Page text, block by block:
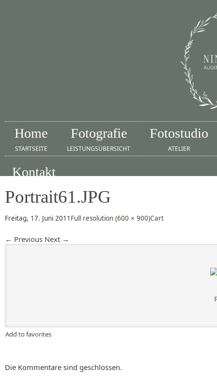
Home
STARTSEITE
Fotografie
LEISTUNGSÜBERSICHT
Fotostudio
ATELIER
Kontakt
Portrait61.JPG
Freitag, 17. Juni 2011 Full resolution (600 × 900)Cart
← Previous Next →
Add to favorites
Die Kommentare sind geschlossen.